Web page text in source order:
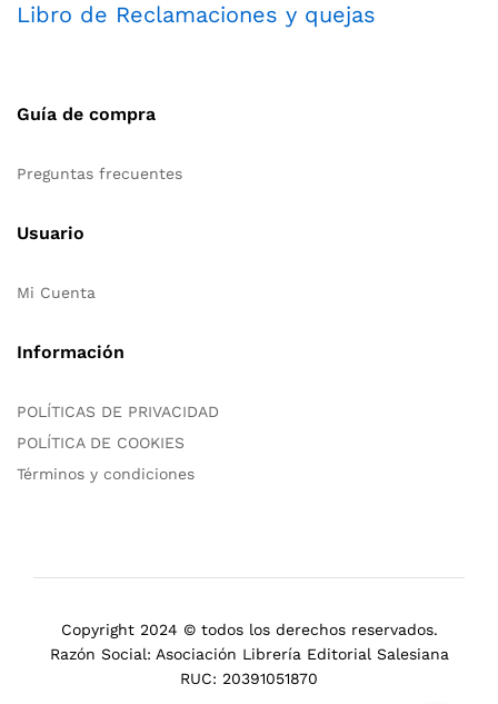
Libro de Reclamaciones y quejas
Guía de compra
Preguntas frecuentes
Usuario
Mi Cuenta
Información
POLÍTICAS DE PRIVACIDAD
POLÍTICA DE COOKIES
Términos y condiciones
Copyright 2024 © todos los derechos reservados.
Razón Social: Asociación Librería Editorial Salesiana
RUC: 20391051870